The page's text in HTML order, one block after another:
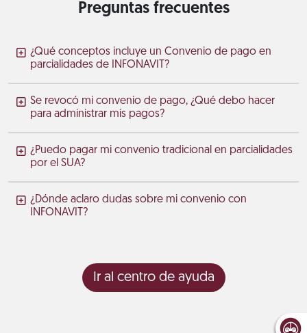
Preguntas frecuentes
¿Qué conceptos incluye un Convenio de pago en
parcialidades de INFONAVIT?
Se revocó mi convenio de pago, ¿Qué debo hacer
para administrar mis pagos?
¿Puedo pagar mi convenio tradicional en parcialidades
por el SUA?
¿Dónde aclaro dudas sobre mi convenio con
INFONAVIT?
Ir al centro de ayuda